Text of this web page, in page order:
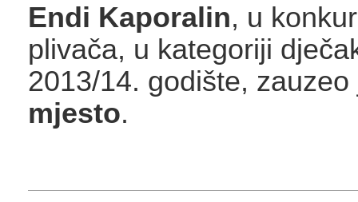
Endi Kaporalin, u
plivača, u kategoriji
2013/14. godište,
mjesto.